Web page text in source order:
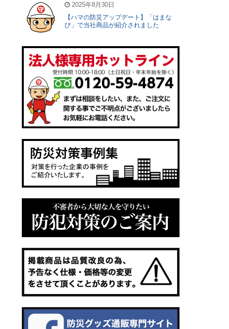
2025年8月30日
【ハマの防災アップデート】「はまな
び」で当社商品が紹介されました